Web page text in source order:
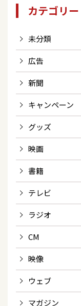
カテゴリー
未分類
広告
新聞
キャンペーン
グッズ
映画
書籍
テレビ
ラジオ
CM
映像
ウェブ
マガジン